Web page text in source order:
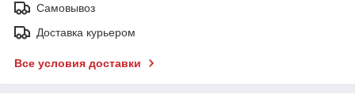
Самовывоз
Доставка курьером
Все условия доставки